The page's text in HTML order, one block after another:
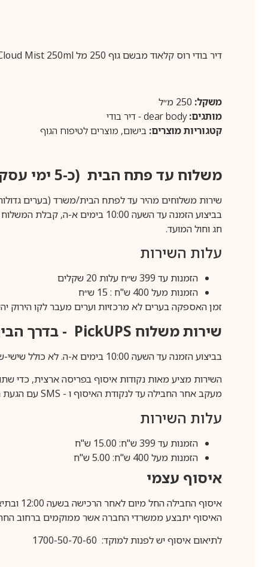
דיר בודי רוס קלאוד מבשם גוף 250 מל Dear Body Rosy Cloud Mist 250ml
משקל:
מותגים: dear body - דיר בודי
קטגוריות מוצרים: בישום, מוצרים לטיפוח הגוף
משלוח עד פתח הבית (כ-5 ימי עסקים)
שירות משלוחים מהיר עד לפתח הבית/משרד (בערים גדולות לפרטים 1-
חג וחול המועד.
עלות השירות
הזמנות עד 399 ש״ח עלות 20 שקלים
הזמנות מעל 400 ש"ח : 15 ש״ח
זמן האספקה בערים לא מרכזיות וערים מעבר לקו הירוק יהיה 3-5 ימי
שירות משלוח PickUPS - בדרך הביתה (כ-
בביצוע הזמנה עד השעה 10:00 בימים א-ה. לא כולל שישי-שבת,ערבי חג וחול המועד.
השירות מציע מאות נקודות איסוף בפריסה ארצית, כדי
מעקב אחר החבילה עד לנקודת האיסוף ו - SMSעם הגעת
עלות השירות
הזמנות עד 399 ש"ח: 15.00 ש"ח
הזמנות מעל 400 ש"ח: 5.00 ש"ח
איסוף עצמי
איסוף החבילה החל מיום לאחר הרכישה בשעה 12:00 ובתיאום מראש בלבד.
האיסוף יתבצע ממשרדי החברה אשר ממוקמים ברחוב החרושת 25,
לתיאום איסוף יש לפנות למוקד: 1700-50-70-60